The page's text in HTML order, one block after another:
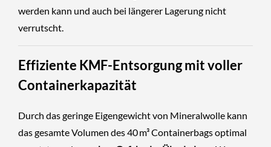
werden kann und auch bei längerer Lagerung nicht
verrutscht.
Effiziente KMF-Entsorgung mit voller
Containerkapazität
Durch das geringe Eigengewicht von Mineralwolle kann
das gesamte Volumen des 40 m³ Containerbags optimal